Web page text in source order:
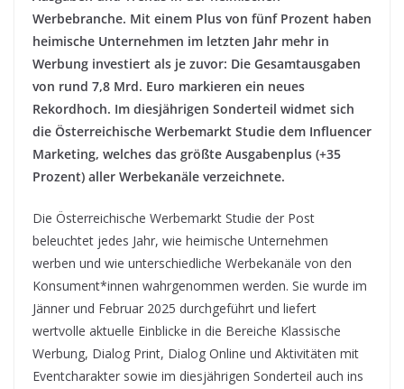
Werbebranche. Mit einem Plus von fünf Prozent haben
heimische Unternehmen im letzten Jahr mehr in
Werbung investiert als je zuvor: Die Gesamtausgaben
von rund 7,8 Mrd. Euro markieren ein neues
Rekordhoch. Im diesjährigen Sonderteil widmet sich
die Österreichische Werbemarkt Studie dem Influencer
Marketing, welches das größte Ausgabenplus (+35
Prozent) aller Werbekanäle verzeichnete.
Die Österreichische Werbemarkt Studie der Post
beleuchtet jedes Jahr, wie heimische Unternehmen
werben und wie unterschiedliche Werbekanäle von den
Konsument*innen wahrgenommen werden. Sie wurde im
Jänner und Februar 2025 durchgeführt und liefert
wertvolle aktuelle Einblicke in die Bereiche Klassische
Werbung, Dialog Print, Dialog Online und Aktivitäten mit
Eventcharakter sowie im diesjährigen Sonderteil auch ins